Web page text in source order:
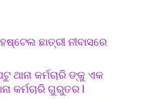
ଛାତ୍ରୀ ନୀବାସରେ
ଥାନା କର୍ମଚାରି ଙ୍କୁ ଏକ
କର୍ମଚାରି ଗୁରୁତର l